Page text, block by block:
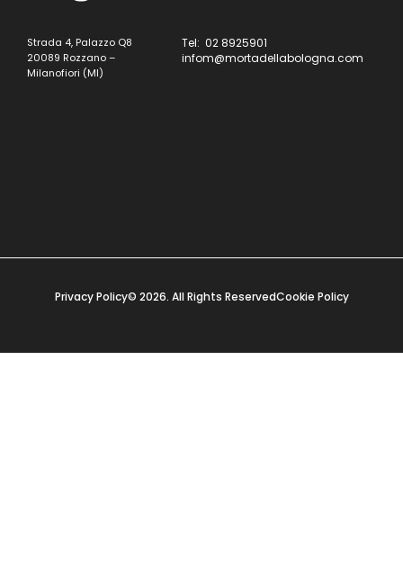
Strada 4, Palazzo Q8
20089 Rozzano –
Milanofiori (MI)
Tel: 02 8925901
infom@mortadellabologna.com
Privacy Policy© 2026. All Rights ReservedCookie Policy